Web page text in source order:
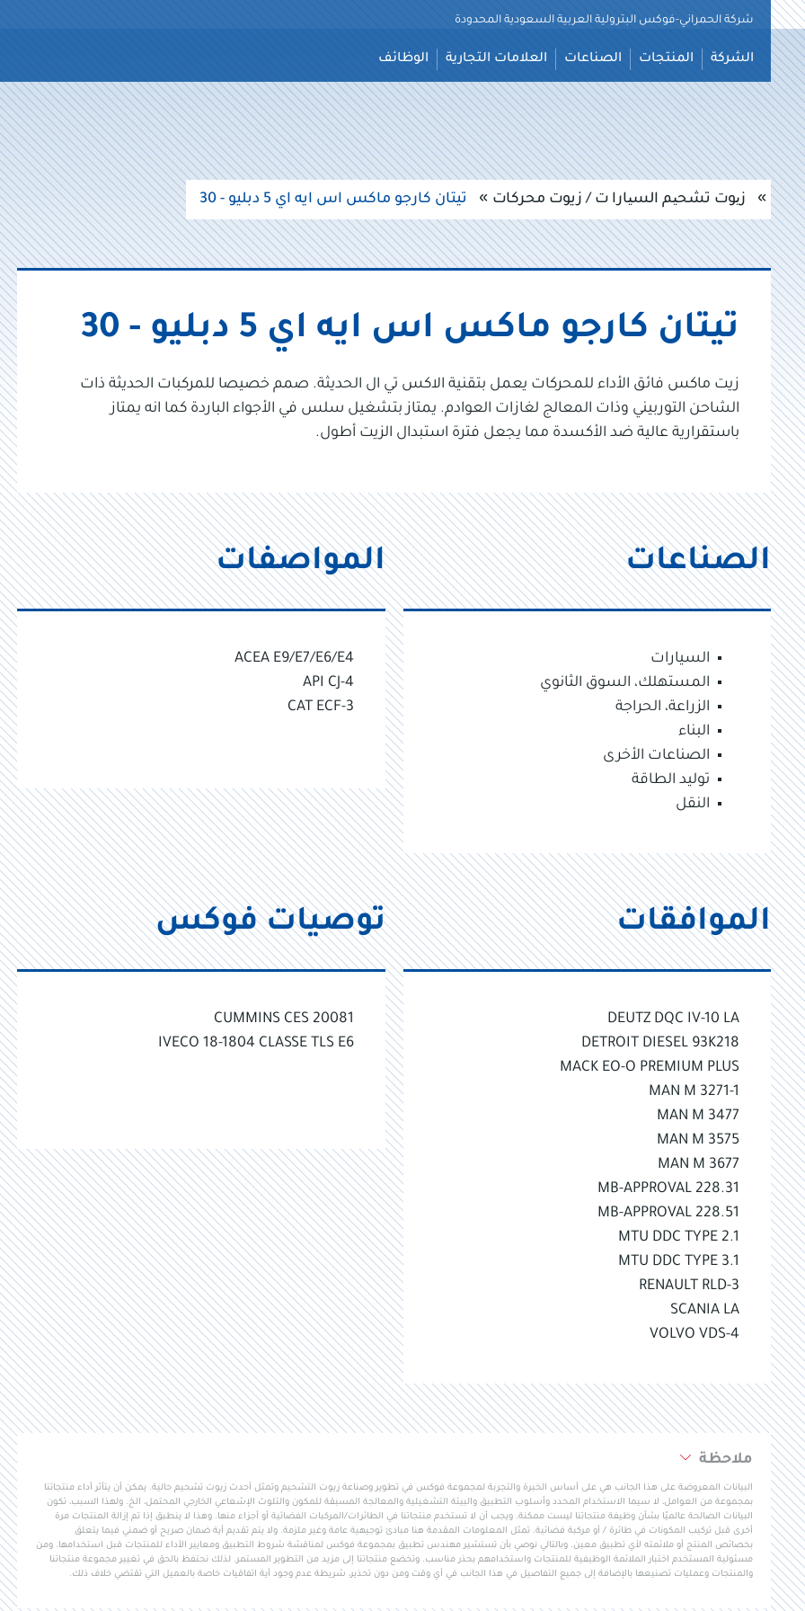
انتقل
إلى
المحتوى
شركة الحمراني-فوكس البترولية العربية السعودية المحدودة
الشركة المنتجات الصناعات العلامات التجارية الوظائف
زیوت تشحیم السیارا ت / زيوت محركات تيتان كارجو ماكس اس ايه اي 5 دبليو - 30
تيتان كارجو ماكس اس ايه اي 5 دبليو - 30
زيت ماكس فائق الأداء للمحركات يعمل بتقنية الاكس تي ال الحديثة. صمم خصيصا للمركبات الحديثة ذات
الشاحن التوربيني وذات المعالج لغازات العوادم. يمتاز بتشغيل سلس في الأجواء الباردة كما انه يمتاز
باستقرارية عالية ضد الأكسدة مما يجعل فترة استبدال الزيت أطول.
الصناعات
السيارات
المستهلك، السوق الثانوي
الزراعة، الحراجة
البناء
الصناعات الأخرى
توليد الطاقة
النقل
المواصفات
ACEA E9/E7/E6/E4
API CJ-4
CAT ECF-3
الموافقات
DEUTZ DQC IV-10 LA
DETROIT DIESEL 93K218
MACK EO-O PREMIUM PLUS
MAN M 3271-1
MAN M 3477
MAN M 3575
MAN M 3677
MB-APPROVAL 228.31
MB-APPROVAL 228.51
MTU DDC TYPE 2.1
MTU DDC TYPE 3.1
RENAULT RLD-3
SCANIA LA
VOLVO VDS-4
توصيات فوكس
CUMMINS CES 20081
IVECO 18-1804 CLASSE TLS E6
ملاحظة
البيانات المعروضة على هذا الجانب هي على أساس الخبرة والتجربة لمجموعة فوكس في تطوير وصناعة زيوت التشحيم وتمثل أحدث زيوت تشحيم حالية. يمكن أن يتأثر أداء منتجاتنا
بمجموعة من العوامل، لا سيما الاستخدام المحدد وأسلوب التطبيق والبيئة التشغيلية والمعالجة المسبقة للمكون والتلوث الإشعاعي الخارجي المحتمل، الخ. ولهذا السبب، تكون
البيانات الصالحة عالميًا بشأن وظيفة منتجاتنا ليست ممكنة. ويجب أن لا تستخدم منتجاتنا في الطائرات/المركبات الفضائية أو أجزاء منها. وهذا لا ينطبق إذا تم إزالة المنتجات مرة
أخرى قبل تركيب المكونات في طائرة / أو مركبة فضائية. تمثل المعلومات المقدمة هنا مبادئ توجيهية عامة وغير ملزمة. ولا يتم تقديم أية ضمان صريح أو ضمني فيما يتعلق
بخصائص المنتج أو ملائمته لأي تطبيق معين. وبالتالي نوصي بأن تستشير مهندس تطبيق بمجموعة فوكس لمناقشة شروط التطبيق ومعايير الأداء للمنتجات قبل استخدامها. ومن
مسئولية المستخدم اختبار الملائمة الوظيفية للمنتجات واستخدامهم بحذر مناسب. وتخضع منتجاتنا إلى مزيد من التطوير المستمر. لذلك نحتفظ بالحق في تغيير مجموعة منتجاتنا
والمنتجات وعمليات تصنيعها بالإضافة إلى جميع التفاصيل في هذا الجانب في أي وقت ومن دون تحذير، شريطة عدم وجود أية اتفاقيات خاصة بالعميل التي تقتضي خلاف ذلك.